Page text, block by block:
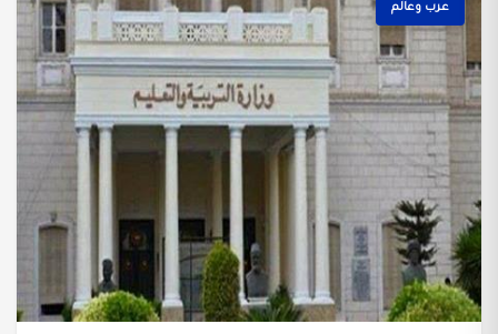
عرب وعالم